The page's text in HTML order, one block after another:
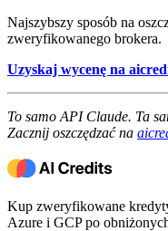
Najszybszy sposób na
zweryfikowanego brokera.
Uzyskaj wycenę na
To samo API Claude. Ta
Zacznij oszczędzać na
Kup zweryfikowane
Azure i GCP po